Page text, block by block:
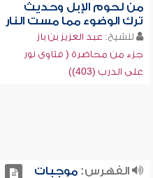
من لحوم الإبل وحديث
ترك الوضوء مما مست النار
للشيخ: عبد العزيز بن باز
جزء من محاضرة ( فتاوى نور
على الدرب (403))
الفهرس:موجبات